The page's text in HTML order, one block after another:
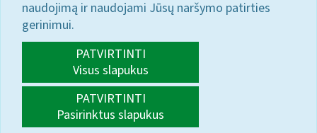
naudojimą ir naudojami Jūsų naršymo patirties
gerinimui.
PATVIRTINTI
Visus slapukus
PATVIRTINTI
Pasirinktus slapukus